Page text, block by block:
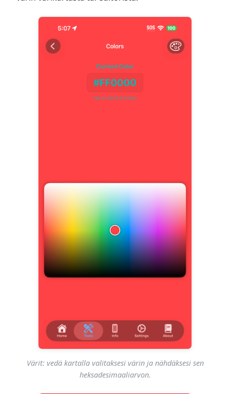
Värit: vedä kartalla valitaksesi värin ja nähdäksesi sen
heksadesimaaliarvon.